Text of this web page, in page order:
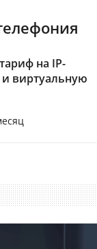
на IP-
виртуальную